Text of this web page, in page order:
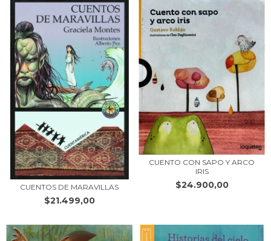
CUENTOS DE MARAVILLAS
$21.499,00
CUENTO CON SAPO Y ARCO
IRIS
$24.900,00